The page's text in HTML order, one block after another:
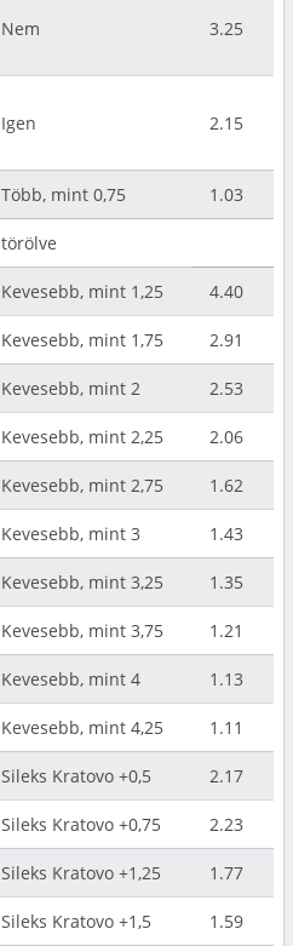
Nem 3.25
Igen 2.15
Több, mint 0,75 1.03
törölve
Kevesebb, mint 1,25 4.40
Kevesebb, mint 1,75 2.91
Kevesebb, mint 2 2.53
Kevesebb, mint 2,25 2.06
Kevesebb, mint 2,75 1.62
Kevesebb, mint 3 1.43
Kevesebb, mint 3,25 1.35
Kevesebb, mint 3,75 1.21
Kevesebb, mint 4 1.13
Kevesebb, mint 4,25 1.11
Sileks Kratovo +0,5 2.17
Sileks Kratovo +0,75 2.23
Sileks Kratovo +1,25 1.77
Sileks Kratovo +1,5 1.59